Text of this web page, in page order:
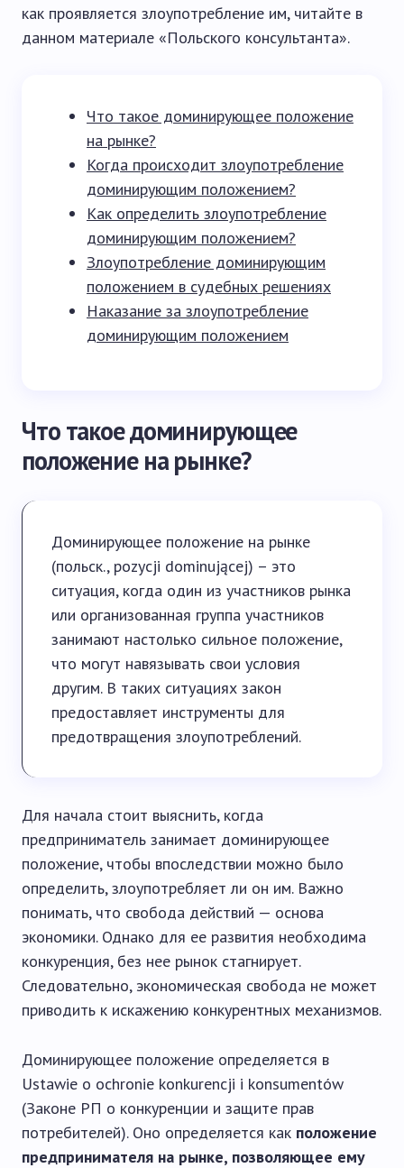
как проявляется злоупотребление им, читайте в
данном материале «Польского консультанта».
Что такое доминирующее положение
на рынке?
Когда происходит злоупотребление
доминирующим положением?
Как определить злоупотребление
доминирующим положением?
Злоупотребление доминирующим
положением в судебных решениях
Наказание за злоупотребление
доминирующим положением
Что такое доминирующее
положение на рынке?
Доминирующее положение на рынке
(польск., pozycji dominującej) – это
ситуация, когда один из участников рынка
или организованная группа участников
занимают настолько сильное положение,
что могут навязывать свои условия
другим. В таких ситуациях закон
предоставляет инструменты для
предотвращения злоупотреблений.
Для начала стоит выяснить, когда
предприниматель занимает доминирующее
положение, чтобы впоследствии можно было
определить, злоупотребляет ли он им. Важно
понимать, что свобода действий — основа
экономики. Однако для ее развития необходима
конкуренция, без нее рынок стагнирует.
Следовательно, экономическая свобода не может
приводить к искажению конкурентных механизмов.
Доминирующее положение определяется в
Ustawie o ochronie konkurencji i konsumentów
(Законе РП о конкуренции и защите прав
потребителей). Оно определяется как положение
предпринимателя на рынке, позволяющее ему